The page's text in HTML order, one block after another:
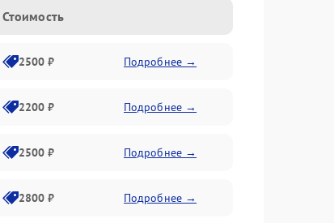
Стоимость
2500 ₽ Подробнее →
2200 ₽ Подробнее →
2500 ₽ Подробнее →
2800 ₽ Подробнее →